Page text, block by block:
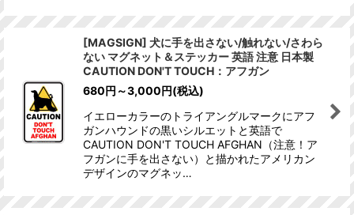
[MAGSIGN] 犬に手を出さない/触れない/さわら
ない マグネット＆ステッカー 英語 注意 日本製
CAUTION DON'T TOUCH：アフガン
680円 ～3,000円(税込)
イエローカラーのトライアングルマークにアフ
ガンハウンドの黒いシルエットと英語で
CAUTION DON'T TOUCH AFGHAN（注意！ア
フガンに手を出さない）と描かれたアメリカン
デザインのマグネッ…